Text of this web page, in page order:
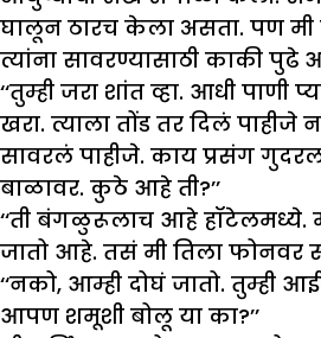
घालून ठारच केला असता. पण मी
त्यांना सावरण्यासाठी काकी पुढे
‘‘तुम्ही जरा शांत व्हा. आधी
खरा. त्याला तोंड तर दिलं
सावरलं पाहीजे. काय प्रसंग
बाळावर. कुठे आहे ती?’’
‘‘ती बंगळुरूलाच आहे हॉटेलमध्ये.
जातो आहे. तसं मी तिला फोनवर
‘‘नको, आम्ही दोघं जातो. तुम्ही
आपण शमूशी बोलू या का?’’